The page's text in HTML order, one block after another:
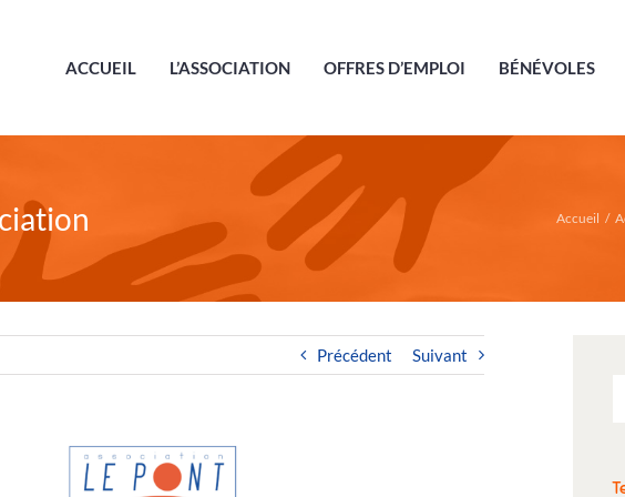
ACCUEIL L’ASSOCIATION OFFRES D’EMPLOI BÉNÉVOLES
Accueil /
Précédent Suivant